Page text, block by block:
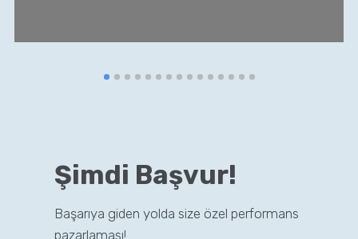
Şimdi Başvur!
Başarıya giden yolda size özel performans
pazarlaması!